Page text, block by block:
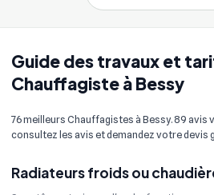
Guide des travaux et
Chauffagiste à Bessy
76 meilleurs Chauffagistes à Bessy. 89 avis
consultez les avis et demandez votre devis
Radiateurs froids ou